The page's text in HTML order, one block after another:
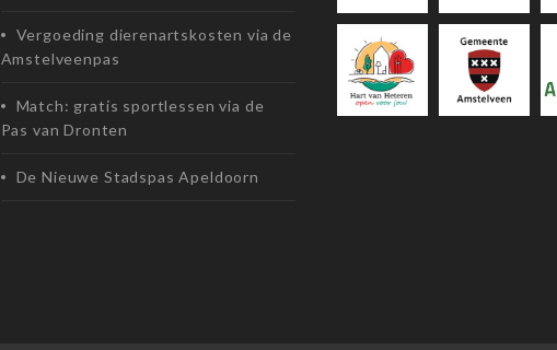
Vergoeding dierenartskosten via de
Amstelveenpas
Match: gratis sportlessen via de
Pas van Dronten
De Nieuwe Stadspas Apeldoorn